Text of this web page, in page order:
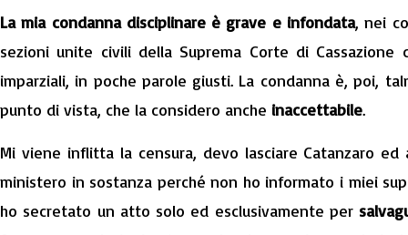
La mia condanna disciplinare è grave e infondata, nei
sezioni unite civili della Suprema Corte di
imparziali, in poche parole giusti. La condanna è, poi,
punto di vista, che la considero anche inaccettabile.
Mi viene inflitta la censura, devo lasciare Catanzaro
ministero in sostanza perché non ho informato i miei
ho secretato un atto solo ed esclusivamente per